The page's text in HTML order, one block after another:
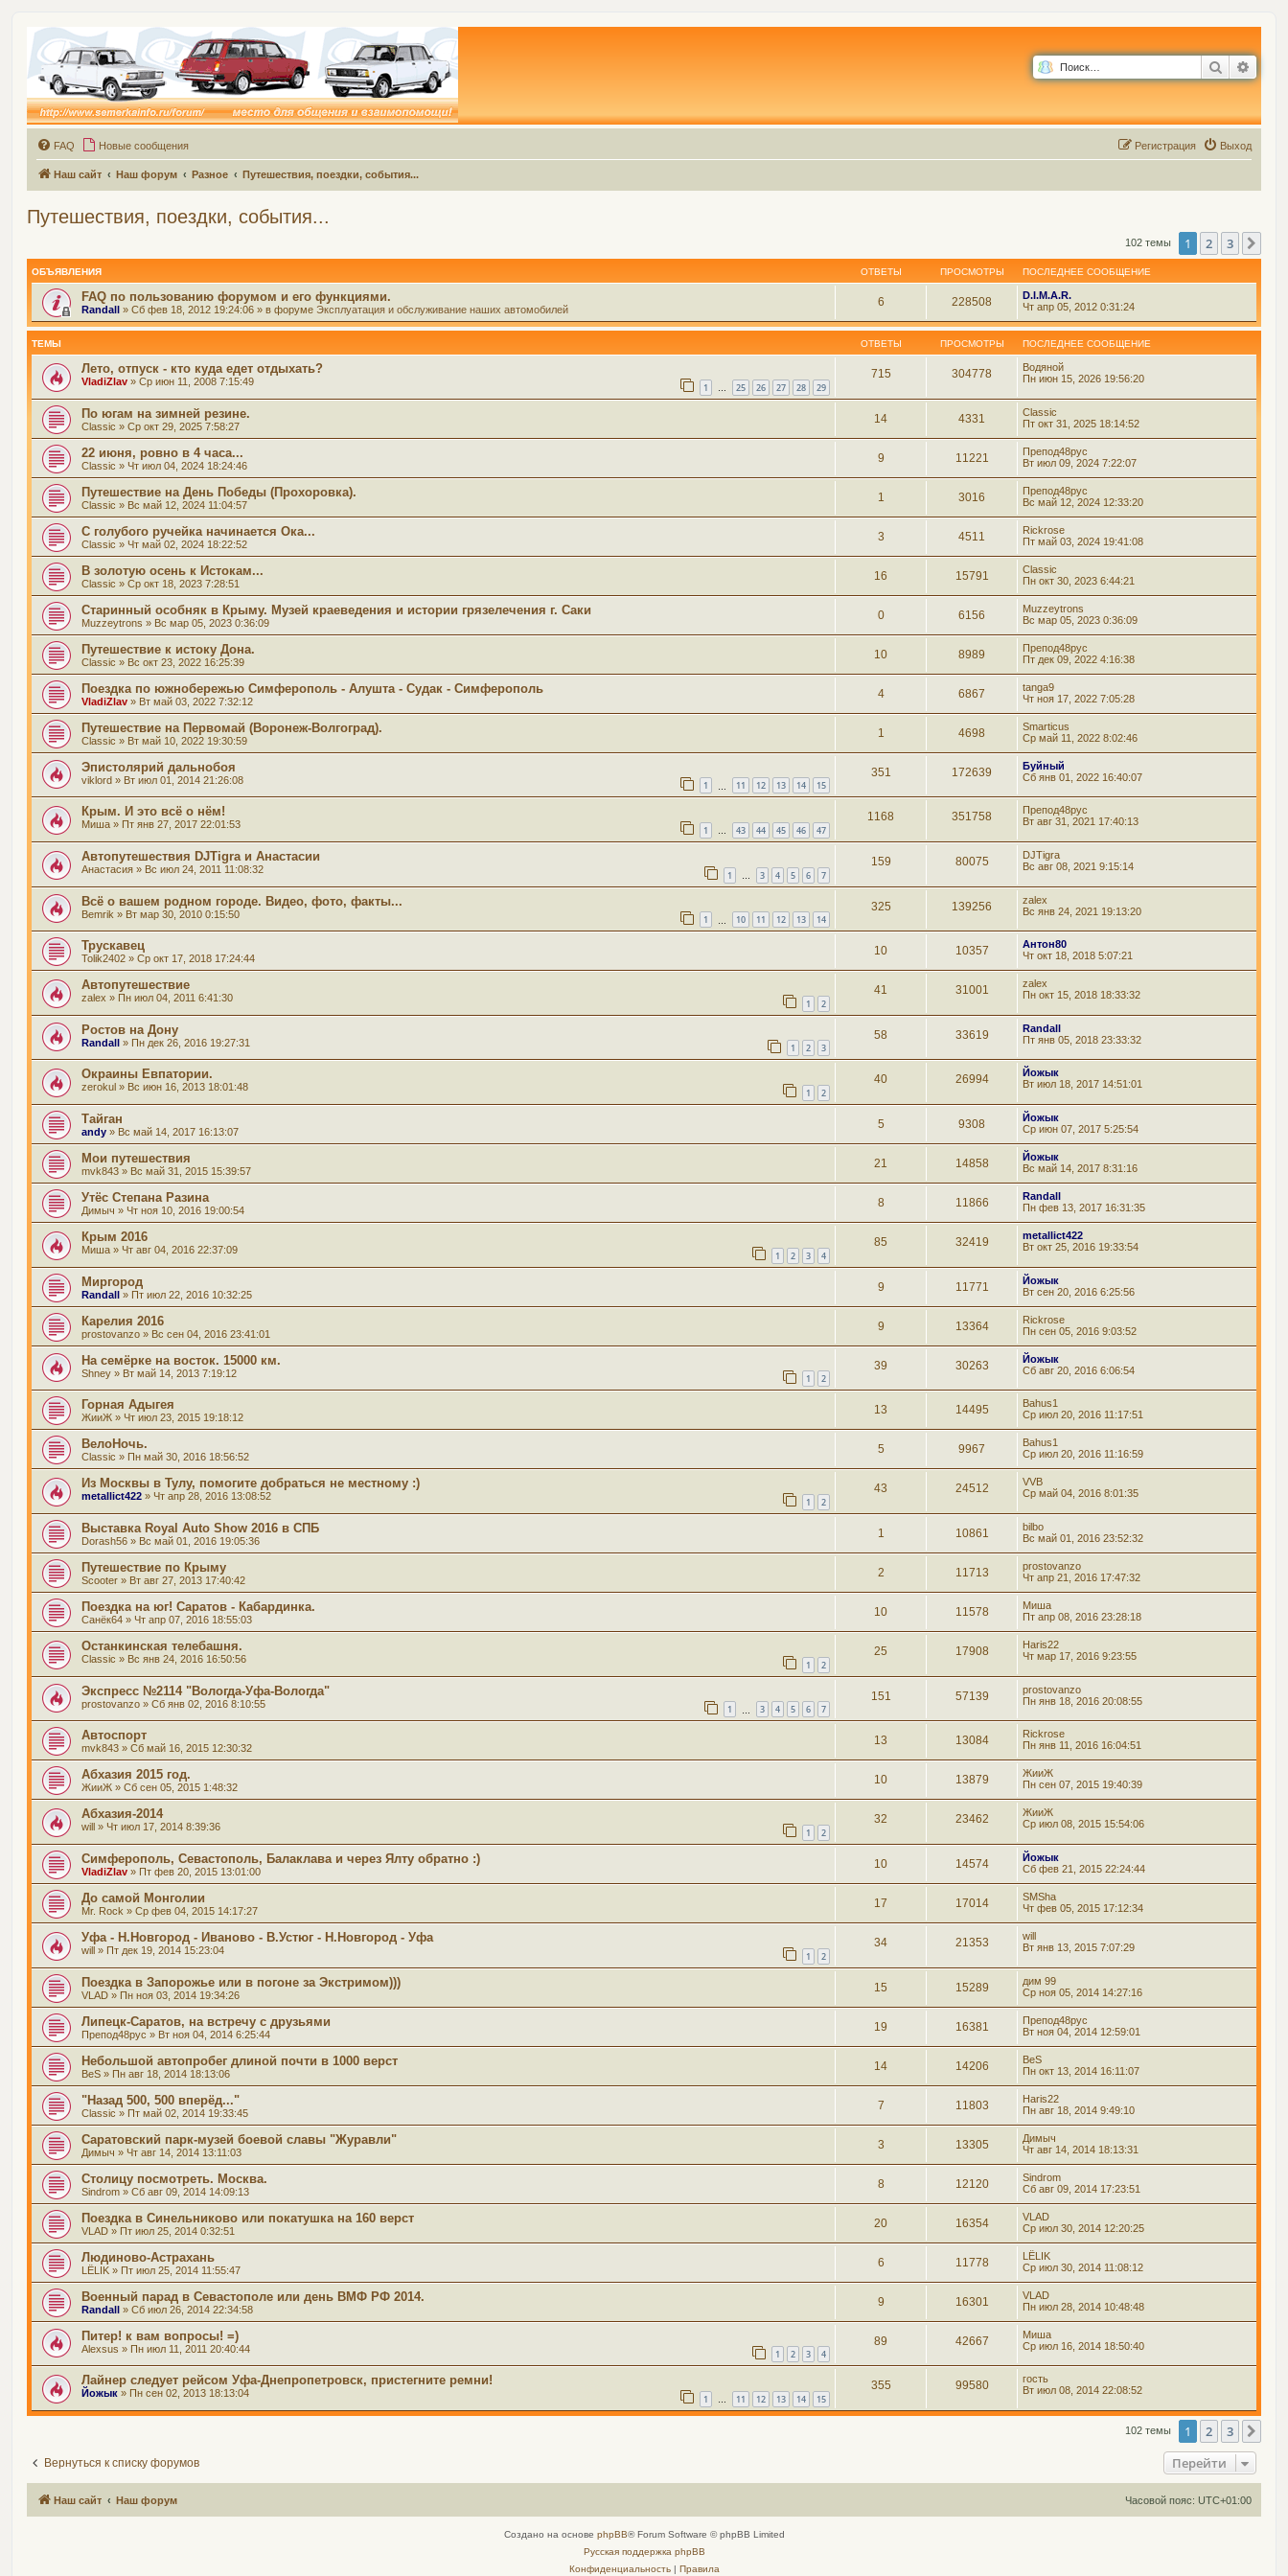
Поиск
FAQ Новые сообщения Выход
Регистрация
Наш сайт Наш форум Разное Путешествия, поездки, события...
Путешествия, поездки, события...
102 темы 1 2 3
ОБЪЯВЛЕНИЯ ОТВЕТЫ ПРОСМОТРЫ ПОСЛЕДНЕЕ СООБЩЕНИЕ
FAQ по пользованию форумом и его функциями.
Randall » Сб фев 18, 2012 19:24:06 » в форуме Эксплуатация и обслуживание наших автомобилей
6 228508
D.I.M.A.R.
Чт апр 05, 2012 0:31:24
ТЕМЫ ОТВЕТЫ ПРОСМОТРЫ ПОСЛЕДНЕЕ СООБЩЕНИЕ
Лето, отпуск - кто куда едет отдыхать?
VladiZlav » Ср июн 11, 2008 7:15:49 1 … 25 26 27 28 29
715 304778
Водяной
Пн июн 15, 2026 19:56:20
По югам на зимней резине.
Classic » Ср окт 29, 2025 7:58:27
14 4331
Classic
Пт окт 31, 2025 18:14:52
22 июня, ровно в 4 часа...
Classic » Чт июл 04, 2024 18:24:46
9 11221
Препод48рус
Вт июл 09, 2024 7:22:07
Путешествие на День Победы (Прохоровка).
Classic » Вс май 12, 2024 11:04:57
1 3016
Препод48рус
Вс май 12, 2024 12:33:20
С голубого ручейка начинается Ока...
Classic » Чт май 02, 2024 18:22:52
3 4511
Rickrose
Пт май 03, 2024 19:41:08
В золотую осень к Истокам...
Classic » Ср окт 18, 2023 7:28:51
16 15791
Classic
Пн окт 30, 2023 6:44:21
Старинный особняк в Крыму. Музей краеведения и истории грязелечения г. Саки
Muzzeytrons » Вс мар 05, 2023 0:36:09
0 6156
Muzzeytrons
Вс мар 05, 2023 0:36:09
Путешествие к истоку Дона.
Classic » Вс окт 23, 2022 16:25:39
10 8989
Препод48рус
Пт дек 09, 2022 4:16:38
Поездка по южнобережью Симферополь - Алушта - Судак - Симферополь
VladiZlav » Вт май 03, 2022 7:32:12
4 6867
tanga9
Чт ноя 17, 2022 7:05:28
Путешествие на Первомай (Воронеж-Волгоград).
Classic » Вт май 10, 2022 19:30:59
1 4698
Smarticus
Ср май 11, 2022 8:02:46
Эпистолярий дальнобоя
viklord » Вт июл 01, 2014 21:26:08 1 11 12 13 14 15
351 172639
Буйный
Сб янв 01, 2022 16:40:07
Крым. И это всё о нём!
Миша » Пт янв 27, 2017 22:01:53 1 … 43 44 45 46 47
1168 351758
Препод48рус
Вт авг 31, 2021 17:40:13
Автопутешествия DJTigra и Анастасии
Анастасия » Вс июл 24, 2011 11:08:32 1 … 3 4 5 6 7
159 80075
DJTigra
Вс авг 08, 2021 9:15:14
Всё о вашем родном городе. Видео, фото, факты...
Bemrik » Вт мар 30, 2010 0:15:50 1 10 11 12 13 14
325 139256
zalex
Вс янв 24, 2021 19:13:20
Трускавец
Tolik2402 » Ср окт 17, 2018 17:24:44
10 10357
Антон80
Чт окт 18, 2018 5:07:21
Автопутешествие
zalex » Пн июл 04, 2011 6:41:30 1 2
41 31001
zalex
Пн окт 15, 2018 18:33:32
Ростов на Дону
Randall » Пн дек 26, 2016 19:27:31 1 2 3
58 33619
Randall
Пт янв 05, 2018 23:33:32
Окраины Евпатории.
zerokul » Вс июн 16, 2013 18:01:48 1 2
40 26994
Йожык
Вт июл 18, 2017 14:51:01
Тайган
andy » Вс май 14, 2017 16:13:07
5 9308
Йожык
Ср июн 07, 2017 5:25:54
Мои путешествия
mvk843 » Вс май 31, 2015 15:39:57
21 14858
Йожык
Вс май 14, 2017 8:31:16
Утёс Степана Разина
Димыч » Чт ноя 10, 2016 19:00:54
8 11866
Randall
Пн фев 13, 2017 16:31:35
Крым 2016
Миша » Чт авг 04, 2016 22:37:09 1 2 3 4
85 32419
metallict422
Вт окт 25, 2016 19:33:54
Миргород
Randall » Пт июл 22, 2016 10:32:25
9 11771
Йожык
Вт сен 20, 2016 6:25:56
Карелия 2016
prostovanzo » Вс сен 04, 2016 23:41:01
9 13364
Rickrose
Пн сен 05, 2016 9:03:52
На семёрке на восток. 15000 км.
Shney » Вт май 14, 2013 7:19:12 1 2
39 30263
Йожык
Сб авг 20, 2016 6:06:54
Горная Адыгея
ЖииЖ » Чт июл 23, 2015 19:18:12
13 14495
Bahus1
Ср июл 20, 2016 11:17:51
ВелоНочь.
Classic » Пн май 30, 2016 18:56:52
5 9967
Bahus1
Ср июл 20, 2016 11:16:59
Из Москвы в Тулу, помогите добраться не местному :)
metallict422 » Чт апр 28, 2016 13:08:52 1 2
43 24512
VVB
Ср май 04, 2016 8:01:35
Выставка Royal Auto Show 2016 в СПБ
Dorash56 » Вс май 01, 2016 19:05:36
1 10861
bilbo
Вс май 01, 2016 23:52:32
Путешествие по Крыму
Scooter » Вт авг 27, 2013 17:40:42
2 11713
prostovanzo
Чт апр 21, 2016 17:47:32
Поездка на юг! Саратов - Кабардинка.
Санёк64 » Чт апр 07, 2016 18:55:03
10 11578
Миша
Пт апр 08, 2016 23:28:18
Останкинская телебашня.
Classic » Вс янв 24, 2016 16:50:56 1 2
25 17908
Haris22
Чт мар 17, 2016 9:23:55
Экспресс №2114 "Вологда-Уфа-Вологда"
prostovanzo » Сб янв 02, 2016 8:10:55 1 3 4 5 6 7
151 57139
prostovanzo
Пн янв 18, 2016 20:08:55
Автоспорт
mvk843 » Сб май 16, 2015 12:30:32
13 13084
Rickrose
Пн янв 11, 2016 16:04:51
Абхазия 2015 год.
ЖииЖ » Сб сен 05, 2015 1:48:32
10 13879
ЖииЖ
Пн сен 07, 2015 19:40:39
Абхазия-2014
will » Чт июл 17, 2014 8:39:36 1 2
32 23462
ЖииЖ
Ср июл 08, 2015 15:54:06
Симферополь, Севастополь, Балаклава и через Ялту обратно :)
VladiZlav » Пт фев 20, 2015 13:01:00
10 14574
Йожык
Сб фев 21, 2015 22:24:44
До самой Монголии
Mr. Rock » Ср фев 04, 2015 14:17:27
17 17014
SMSha
Чт фев 05, 2015 17:12:34
Уфа - Н.Новгород - Иваново - В.Устюг - Н.Новгород - Уфа
will » Пт дек 19, 2014 15:23:04 1 2
34 21353
will
Вт янв 13, 2015 7:07:29
Поездка в Запорожье или в погоне за Экстримом)))
VLAD » Пн ноя 03, 2014 19:34:26
15 15289
дим 99
Ср ноя 05, 2014 14:27:16
Липецк-Саратов, на встречу с друзьями
Препод48рус » Вт ноя 04, 2014 6:25:44
19 16381
Препод48рус
Вт ноя 04, 2014 12:59:01
Небольшой автопробег длиной почти в 1000 верст
BeS » Пн авг 18, 2014 18:13:06
14 14206
BeS
Пн окт 13, 2014 16:11:07
"Назад 500, 500 вперёд..."
Classic » Пт май 02, 2014 19:33:45
7 11803
Haris22
Пн авг 18, 2014 9:49:10
Саратовский парк-музей боевой славы "Журавли"
Димыч » Чт авг 14, 2014 13:11:03
3 13305
Димыч
Чт авг 14, 2014 18:13:31
Столицу посмотреть. Москва.
Sindrom » Сб авг 09, 2014 14:09:13
8 12120
Sindrom
Сб авг 09, 2014 17:23:51
Поездка в Синельниково или покатушка на 160 верст
VLAD » Пт июл 25, 2014 0:32:51
20 16354
VLAD
Ср июл 30, 2014 12:20:25
Людиново-Астрахань
LЁLIK » Пт июл 25, 2014 11:55:47
6 11778
LЁLIK
Ср июл 30, 2014 11:08:12
Военный парад в Севастополе или день ВМФ РФ 2014.
Randall » Сб июл 26, 2014 22:34:58
9 16301
VLAD
Пн июл 28, 2014 10:48:48
Питер! к вам вопросы! =)
Alexsus » Пн июл 11, 2011 20:40:44 1 2 3 4
89 42667
Миша
Ср июл 16, 2014 18:50:40
Лайнер следует рейсом Уфа-Днепропетровск, пристегните ремни!
Йожык » Пн сен 02, 2013 18:13:04 1 … 11 12 13 14 15
355 99580
гость
Вт июл 08, 2014 22:08:52
102 темы 1 2 3
Вернуться к списку форумов Перейти
Наш сайт Наш форум Часовой пояс: UTC+01:00
Создано на основе phpBB® Forum Software © phpBB Limited
Русская поддержка phpBB
Конфиденциальность| Правила